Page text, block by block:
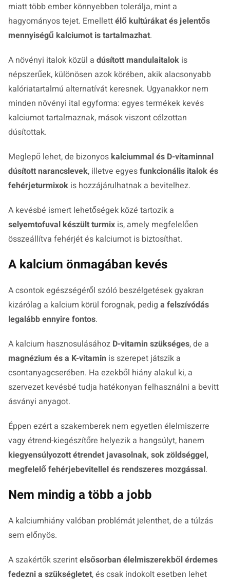
miatt több ember könnyebben tolerálja, mint a
hagyományos tejet. Emellettélő kultúrákat és jelentős
mennyiségű kalciumot is tartalmazhat.
A növényi italok közül a dúsított mandulaitalok is
népszerűek, különösen azok körében, akik alacsonyabb
kalóriatartalmú alternatívát keresnek. Ugyanakkor nem
minden növényi ital egyforma: egyes termékek kevés
kalciumot tartalmaznak, mások viszont célzottan
dúsítottak.
Meglepő lehet, de bizonyos kalciummal és D-vitaminnal
dúsított narancslevek, illetve egyesfunkcionális italok és
fehérjeturmixok is hozzájárulhatnak a bevitelhez.
A kevésbé ismert lehetőségek közé tartozik a
selyemtofuval készült turmix is, amely megfelelően
összeállítva fehérjét és kalciumot is biztosíthat.
A kalcium önmagában kevés
A csontok egészségéről szóló beszélgetések gyakran
kizárólag a kalcium körül forognak, pedig a felszívódás
legalább ennyire fontos.
A kalcium hasznosulásához D-vitamin szükséges, de a
magnézium és a K-vitamin is szerepet játszik a
csontanyagcserében. Ha ezekből hiány alakul ki, a
szervezet kevésbé tudja hatékonyan felhasználni a bevitt
ásványi anyagot.
Éppen ezért a szakemberek nem egyetlen élelmiszerre
vagy étrend-kiegészítőre helyezik a hangsúlyt, hanem
kiegyensúlyozott étrendet javasolnak, sok zöldséggel,
megfelelő fehérjebevitellel és rendszeres mozgással.
Nem mindig a több a jobb
A kalciumhiány valóban problémát jelenthet, de a túlzás
sem előnyös.
A szakértők szerintelsősorban élelmiszerekből érdemes
fedezni a szükségletet, és csak indokolt esetben lehet